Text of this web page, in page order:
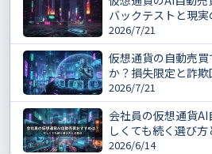
バックテストと現
2026/7/21
仮想通貨の自動売
か？損失限定と詐
2026/7/21
会社員の仮想通貨
しくても続く選び方
2026/6/14